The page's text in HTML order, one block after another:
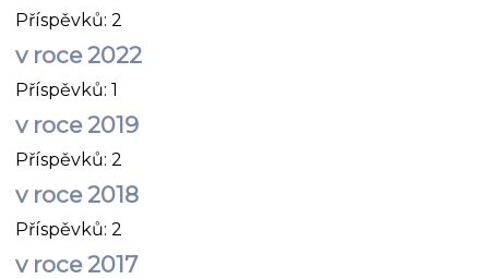
Příspěvků: 2
v roce 2022
Příspěvků: 1
v roce 2019
Příspěvků: 2
v roce 2018
Příspěvků: 2
v roce 2017